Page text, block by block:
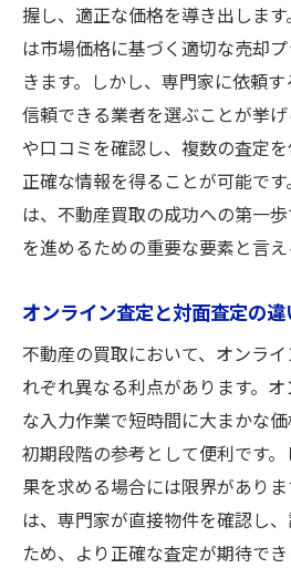
握し、適正な価格を導き出しま
は市場価格に基づく適切な売却
きます。しかし、専門家に依頼す
信頼できる業者を選ぶことが挙
や口コミを確認し、複数の査定
正確な情報を得ることが可能で
は、不動産買取の成功への第一
を進めるための重要な要素と言え
オンライン査定と対面査定の
不動産の買取において、オンラ
れぞれ異なる利点があります。
な入力作業で短時間に大まかな価
初期段階の参考として便利です
果を求める場合には限界があり
は、専門家が直接物件を確認し
ため、より正確な査定が期待で